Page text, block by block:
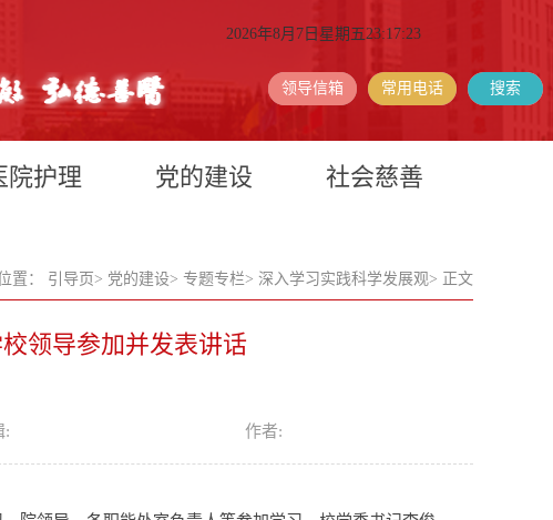
2026年8月7日星期五23:17:24
领导信箱 常用电话 搜索
院护理 党的建设 社会慈善
置： 引导页> 党的建设> 专题专栏> 深入学习实践科学发展观> 正文
领导参加并发表讲话
: 作者: